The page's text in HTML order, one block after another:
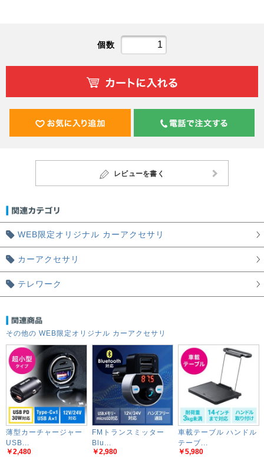
個数
レビューを書く
WEB限定オリジナル カーアクセサリ
カーアクセサリ
テレワーク
その他の WEB限定オリジナル カーアクセサリ
薄型カーチャージャー
USB...
￥2,480
FMトランスミッター
Blu...
￥2,980
車載テーブル ハンドル
テーブ...
￥5,980